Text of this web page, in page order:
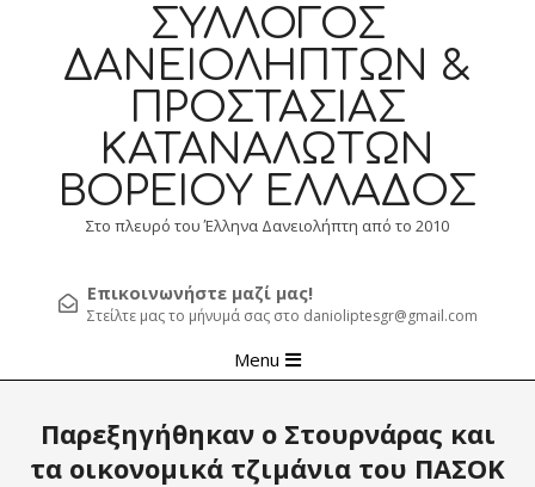
ΣΎΛΛΟΓΟΣ
ΔΑΝΕΙΟΛΗΠΤΏΝ &
ΠΡΟΣΤΑΣΊΑΣ
ΚΑΤΑΝΑΛΩΤΏΝ
ΒΟΡΕΊΟΥ ΕΛΛΆΔΟΣ
Στο πλευρό του Έλληνα Δανειολήπτη από το 2010
Επικοινωνήστε μαζί μας!
Στείλτε μας το μήνυμά σας στο danioliptesgr@gmail.com
Navigation
Menu
Παρεξηγήθηκαν ο Στουρνάρας και
τα οικονομικά τζιμάνια του ΠΑΣΟΚ